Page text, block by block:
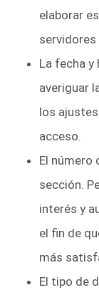
elaborar
servidores
La fecha y
averiguar
los
acceso.
El número
sección.
interés y
el fin de
más
El tipo de